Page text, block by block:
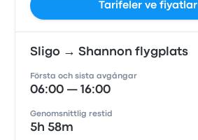
Tarifeler ve fiyatlar
Sligo → Shannon flygplats
Första och sista avgångar
06:00 — 16:00
Genomsnittlig restid
5h 58m